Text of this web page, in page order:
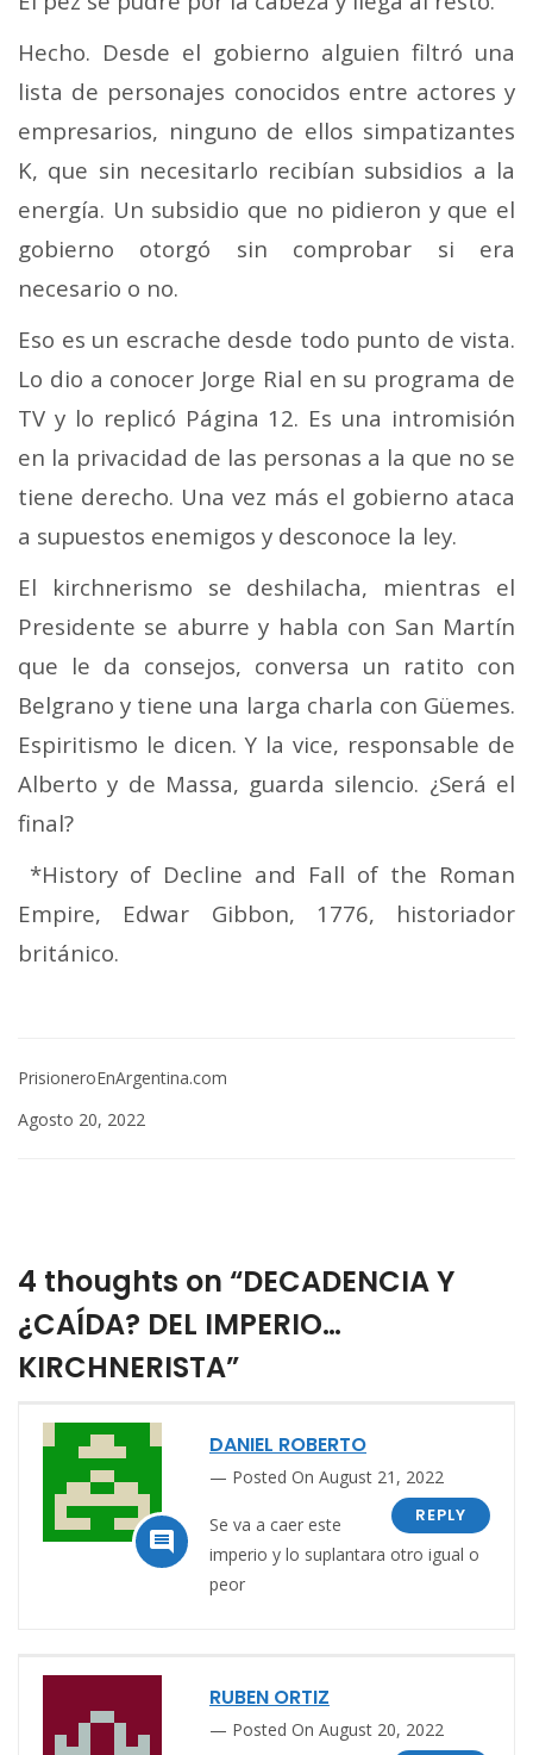
Hecho. Desde el gobierno alguien filtró una
lista de personajes conocidos entre actores y
empresarios, ninguno de ellos simpatizantes
K, que sin necesitarlo recibían subsidios a la
energía. Un subsidio que no pidieron y que el
gobierno otorgó sin comprobar si era
necesario o no.
Eso es un escrache desde todo punto de vista.
Lo dio a conocer Jorge Rial en su programa de
TV y lo replicó Página 12. Es una intromisión
en la privacidad de las personas a la que no se
tiene derecho. Una vez más el gobierno ataca
a supuestos enemigos y desconoce la ley.
El kirchnerismo se deshilacha, mientras el
Presidente se aburre y habla con San Martín
que le da consejos, conversa un ratito con
Belgrano y tiene una larga charla con Güemes.
Espiritismo le dicen. Y la vice, responsable de
Alberto y de Massa, guarda silencio. ¿Será el
final?
*History of Decline and Fall of the Roman
Empire, Edwar Gibbon, 1776, historiador
británico.
PrisioneroEnArgentina.com
Agosto 20, 2022
4 thoughts on “DECADENCIA Y
¿CAÍDA? DEL IMPERIO…
KIRCHNERISTA”

DANIEL ROBERTO
Posted On August 21, 2022
REPLY
Se va a caer este
imperio y lo suplantara otro igual o
peor
RUBEN ORTIZ
Posted On August 20, 2022